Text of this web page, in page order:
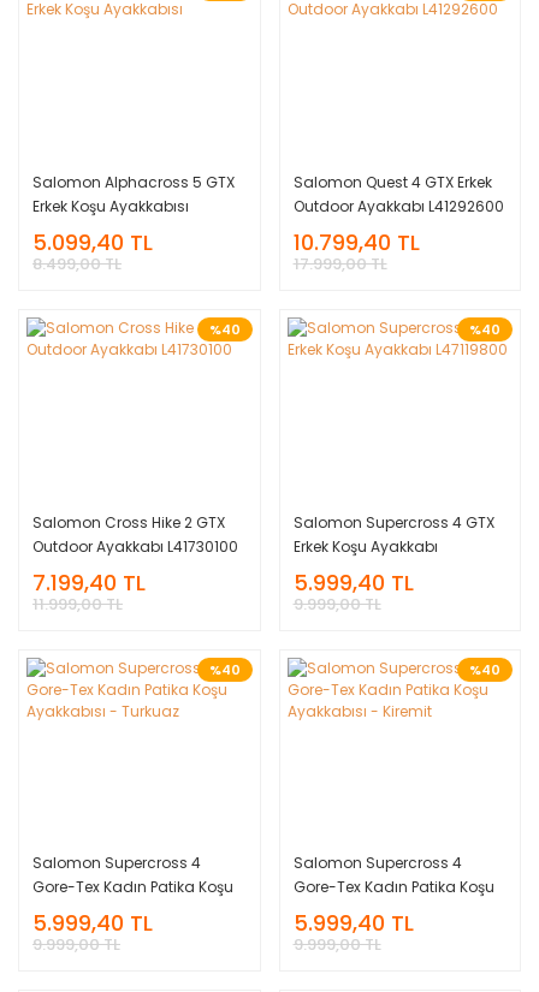
Salomon Alphacross 5 GTX
Erkek Koşu Ayakkabısı
5.099,40 TL
8.499,00 TL
Salomon Quest 4 GTX Erkek
Outdoor Ayakkabı L41292600
10.799,40 TL
17.999,00 TL
%40
Salomon Cross Hike 2 GTX
Outdoor Ayakkabı L41730100
7.199,40 TL
11.999,00 TL
%40
Salomon Supercross 4 GTX
Erkek Koşu Ayakkabı
L47119800
5.999,40 TL
9.999,00 TL
%40
Salomon Supercross 4
Gore-Tex Kadın Patika Koşu
Ayakkabısı - Turkuaz
5.999,40 TL
9.999,00 TL
%40
Salomon Supercross 4
Gore-Tex Kadın Patika Koşu
Ayakkabısı - Kiremit
5.999,40 TL
9.999,00 TL